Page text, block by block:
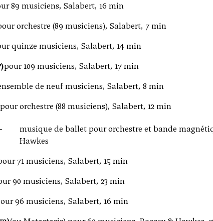
89 musiciens, Salabert, 16 min
orchestre (89 musiciens), Salabert, 7 min
quinze musiciens, Salabert, 14 min
pour 109 musiciens, Salabert, 17 min
de neuf musiciens, Salabert, 8 min
pour orchestre (88 musiciens), Salabert, 12 min
musique de ballet pour orchestre et bande
Hawkes
71 musiciens, Salabert, 15 min
90 musiciens, Salabert, 23 min
96 musiciens, Salabert, 16 min